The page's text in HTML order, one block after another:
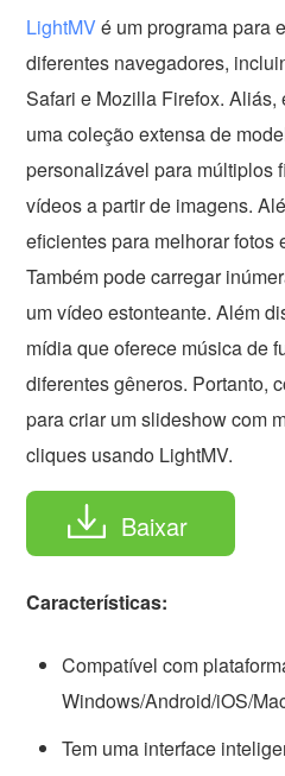
LightMVé um programa para
diferentes navegadores,
Safari e Mozilla Firefox. Aliás,
uma coleção extensa de
personalizável para múltiplos
vídeos a partir de imagens.
eficientes para melhorar fotos
Também pode carregar
um vídeo estonteante. Além
mídia que oferece música de
diferentes gêneros. Portanto,
para criar um slideshow com
cliques usando LightMV.
Baixar
Características:
Compatível com
Windows/Android/iOS/
Tem uma interface